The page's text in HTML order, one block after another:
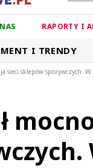
RAPORTY I
I TRENDY
sieci sklepów spożywczych.